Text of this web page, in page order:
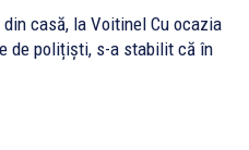
la Voitinel Cu ocazia
de polițiști, s-a stabilit că în